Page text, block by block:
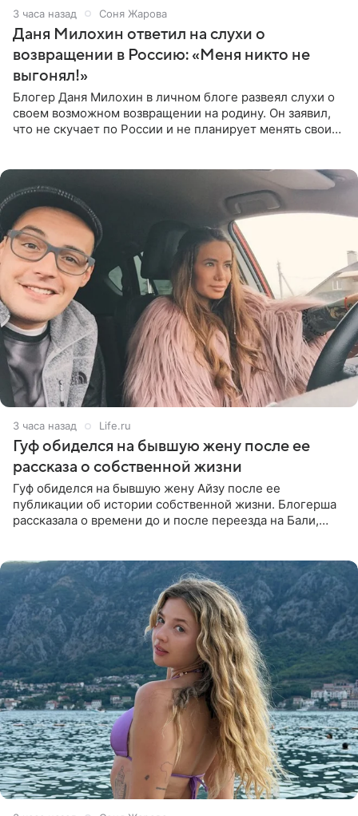
3 часа назад Соня Жарова
Даня Милохин ответил на слухи о
возвращении в Россию: «Меня никто не
выгонял!»
Блогер Даня Милохин в личном блоге развеял слухи о
своем возможном возвращении на родину. Он заявил,
что не скучает по России и не планирует менять свои
3 часа назад Life.ru
Гуф обиделся на бывшую жену после ее
рассказа о собственной жизни
Гуф обиделся на бывшую жену Айзу после ее
публикации об истории собственной жизни. Блогерша
рассказала о времени до и после переезда на Бали,